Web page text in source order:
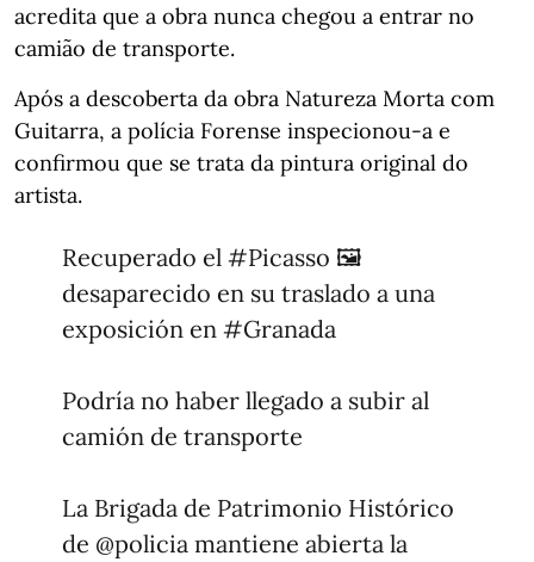
acredita que a obra nunca chegou a entrar no
camião de transporte.
Após a descoberta da obra Natureza Morta com
Guitarra, a polícia Forense inspecionou-a e
confirmou que se trata da pintura original do
artista.
Recuperado el #Picasso 🖼
desaparecido en su traslado a una
exposición en #Granada
Podría no haber llegado a subir al
camión de transporte
La Brigada de Patrimonio Histórico
de @policia mantiene abierta la